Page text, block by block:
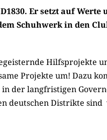
Er setzt auf Werte
Schuhwerk in den
Hilfsprojekte
Projekte um! Dazu
der langfristigen
deutschen Distrikte sind